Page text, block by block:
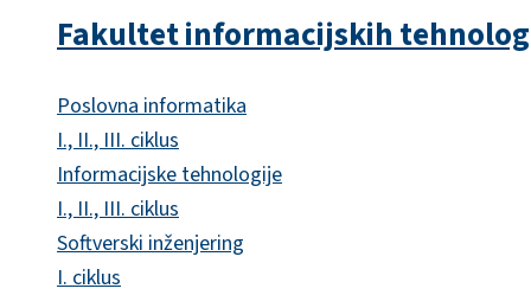
Fakultet informacijskih
Poslovna informatika
I., II., III. ciklus
Informacijske tehnologije
I., II., III. ciklus
Softverski inženjering
I. ciklus